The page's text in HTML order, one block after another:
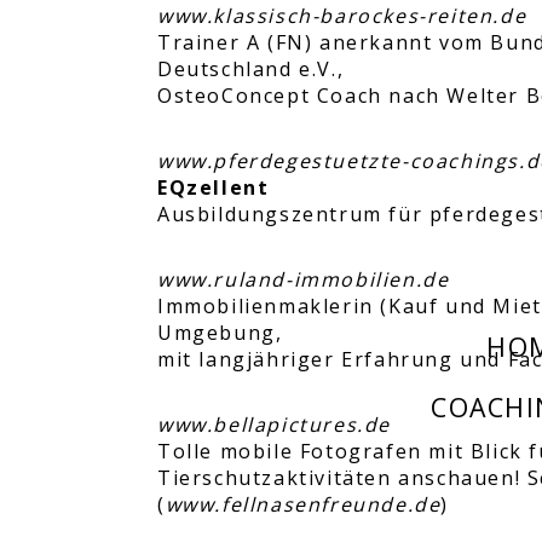
www.klassisch-barockes-reiten.de
Trainer A (FN) anerkannt vom
Deutschland e.V.,
OsteoConcept Coach nach Welter
www.pferdegestuetzte-
EQzellent
Ausbildungszentrum für
www.ruland-immobilien.de
Immobilienmaklerin (Kauf und
Umgebung,
mit langjähriger Erfahrung und
www.bellapictures.de
Tolle mobile Fotografen mit Blick
Tierschutzaktivitäten anschauen!
(www.fellnasenfreunde.de)